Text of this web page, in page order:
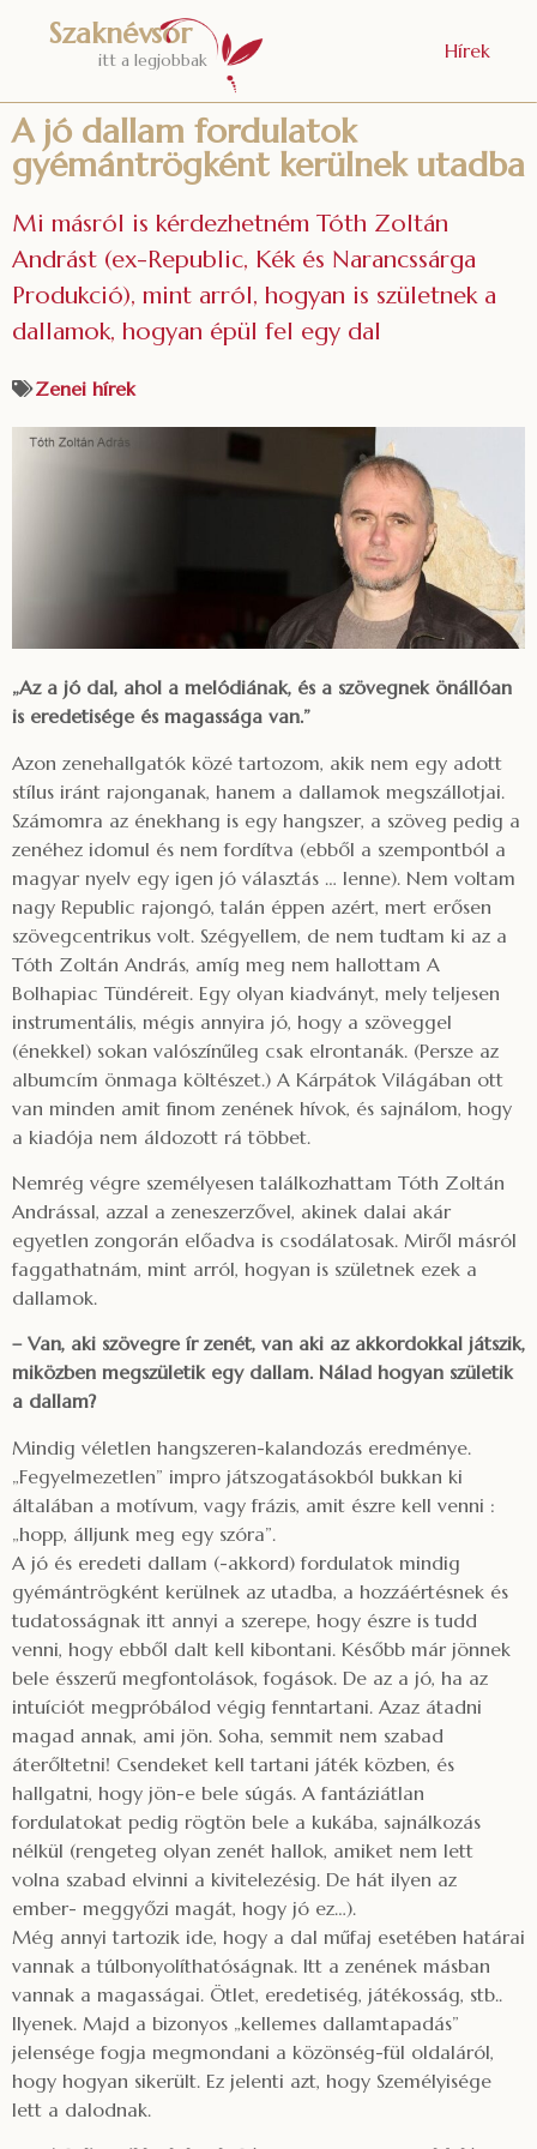
Szaknévsor
itt a legjobbak Hírek
A jó dallam fordulatok
gyémántrögként kerülnek utadba
Mi másról is kérdezhetném Tóth Zoltán
Andrást (ex-Republic, Kék és Narancssárga
Produkció), mint arról, hogyan is születnek a
dallamok, hogyan épül fel egy dal
Zenei hírek
„Az a jó dal, ahol a melódiának, és a szövegnek önállóan
is eredetisége és magassága van.”
Azon zenehallgatók közé tartozom, akik nem egy adott
stílus iránt rajonganak, hanem a dallamok megszállotjai.
Számomra az énekhang is egy hangszer, a szöveg pedig a
zenéhez idomul és nem fordítva (ebből a szempontból a
magyar nyelv egy igen jó választás … lenne). Nem voltam
nagy Republic rajongó, talán éppen azért, mert erősen
szövegcentrikus volt. Szégyellem, de nem tudtam ki az a
Tóth Zoltán András, amíg meg nem hallottam A
Bolhapiac Tündéreit. Egy olyan kiadványt, mely teljesen
instrumentális, mégis annyira jó, hogy a szöveggel
(énekkel) sokan valószínűleg csak elrontanák. (Persze az
albumcím önmaga költészet.) A Kárpátok Világában ott
van minden amit finom zenének hívok, és sajnálom, hogy
a kiadója nem áldozott rá többet.
Nemrég végre személyesen találkozhattam Tóth Zoltán
Andrással, azzal a zeneszerzővel, akinek dalai akár
egyetlen zongorán előadva is csodálatosak. Miről másról
faggathatnám, mint arról, hogyan is születnek ezek a
dallamok.
– Van, aki szövegre ír zenét, van aki az akkordokkal játszik,
miközben megszületik egy dallam. Nálad hogyan születik
a dallam?
Mindig véletlen hangszeren-kalandozás eredménye.
„Fegyelmezetlen” impro játszogatásokból bukkan ki
általában a motívum, vagy frázis, amit észre kell venni :
„hopp, álljunk meg egy szóra”.
A jó és eredeti dallam (-akkord) fordulatok mindig
gyémántrögként kerülnek az utadba, a hozzáértésnek és
tudatosságnak itt annyi a szerepe, hogy észre is tudd
venni, hogy ebből dalt kell kibontani. Később már jönnek
bele ésszerű megfontolások, fogások. De az a jó, ha az
intuíciót megpróbálod végig fenntartani. Azaz átadni
magad annak, ami jön. Soha, semmit nem szabad
áterőltetni! Csendeket kell tartani játék közben, és
hallgatni, hogy jön-e bele súgás. A fantáziátlan
fordulatokat pedig rögtön bele a kukába, sajnálkozás
nélkül (rengeteg olyan zenét hallok, amiket nem lett
volna szabad elvinni a kivitelezésig. De hát ilyen az
ember- meggyőzi magát, hogy jó ez…).
Még annyi tartozik ide, hogy a dal műfaj esetében határai
vannak a túlbonyolíthatóságnak. Itt a zenének másban
vannak a magasságai. Ötlet, eredetiség, játékosság, stb..
Ilyenek. Majd a bizonyos „kellemes dallamtapadás”
jelensége fogja megmondani a közönség-fül oldaláról,
hogy hogyan sikerült. Ez jelenti azt, hogy Személyisége
lett a dalodnak.